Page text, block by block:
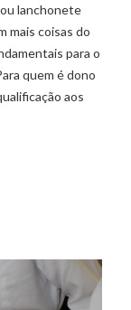
lanchonete
mais coisas do
para o
quem é dono
aos